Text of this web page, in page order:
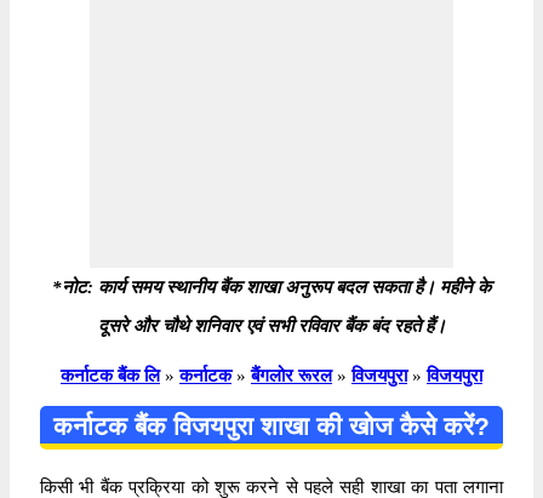
*नोट: कार्य समय स्थानीय बैंक शाखा अनुरूप बदल सकता है। महीने के
दूसरे और चौथे शनिवार एवं सभी रविवार बैंक बंद रहते हैं।
कर्नाटक बैंक लि » कर्नाटक » बैंगलोर रूरल » विजयपुरा » विजयपुरा
कर्नाटक बैंक विजयपुरा शाखा की खोज कैसे करें?
किसी भी बैंक प्रक्रिया को शुरू करने से पहले सही शाखा का पता लगाना